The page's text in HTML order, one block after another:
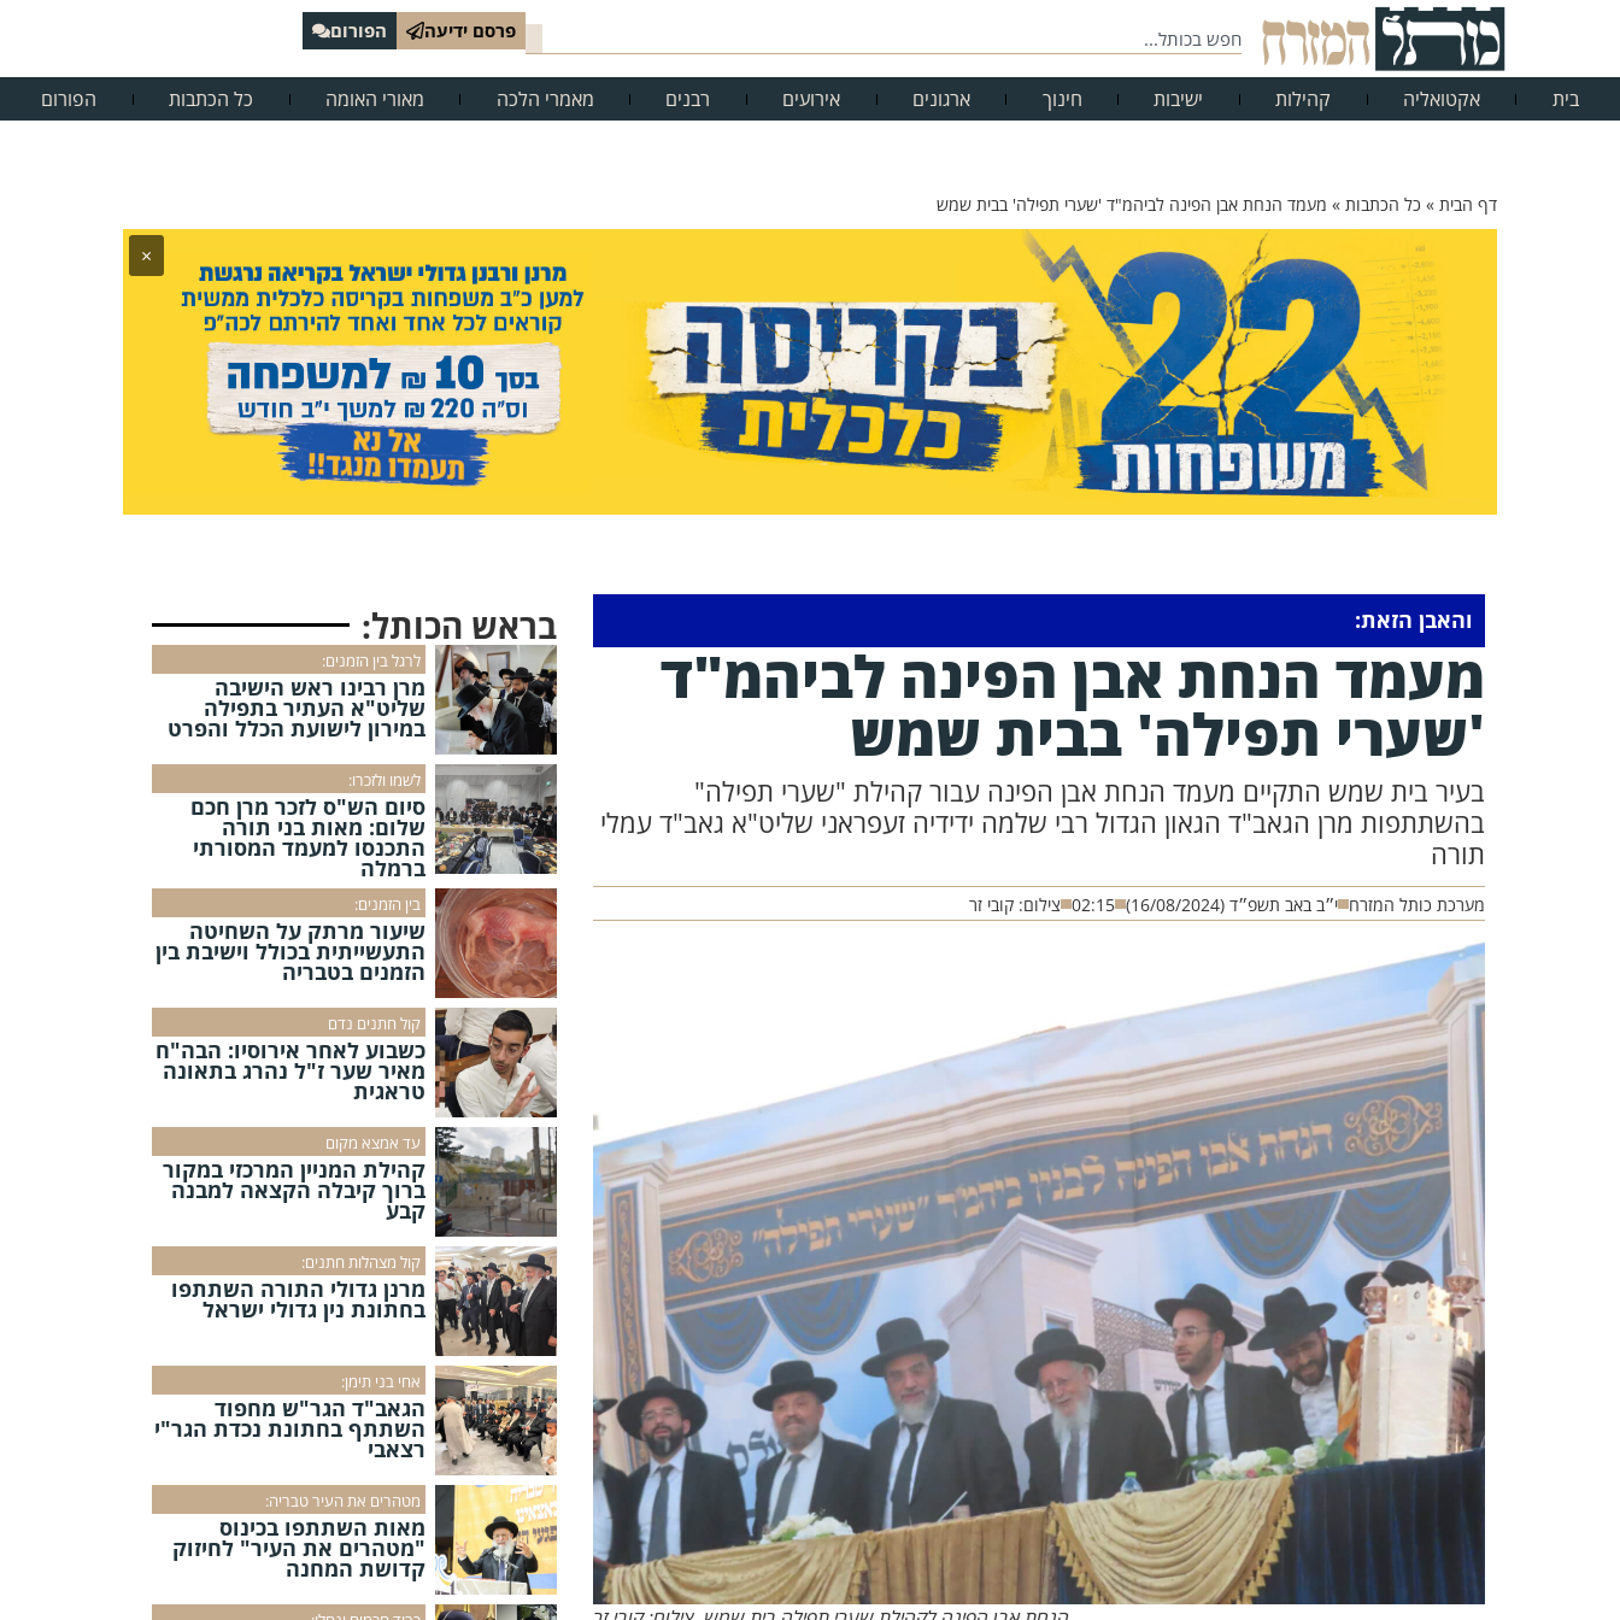
פרסם ידיעה הפורום
בית אקטואליה קהילות ישיבות חינוך ארגונים אירועים רבנים מאמרי הלכה מאורי האומה כל הכתבות הפורום
דף הבית » כל הכתבות » מעמד הנחת אבן הפינה לביהמ"ד 'שערי תפילה' בבית שמש
×
והאבן הזאת:
מעמד הנחת אבן הפינה לביהמ"ד
'שערי תפילה' בבית שמש
בעיר בית שמש התקיים מעמד הנחת אבן הפינה עבור קהילת "שערי תפילה"
בהשתתפות מרן הגאב"ד הגאון הגדול רבי שלמה ידידיה זעפראני שליט"א גאב"ד עמלי
תורה
מערכת כותל המזרח י״ב באב תשפ״ד (16/08/2024) 02:15 צילום: קובי זר
בראש הכותל:
לרגל בין הזמנים:
מרן רבינו ראש הישיבה
שליט"א העתיר בתפילה
במירון לישועת הכלל והפרט
לשמו ולזכרו:
סיום הש"ס לזכר מרן חכם
שלום: מאות בני תורה
התכנסו למעמד המסורתי
ברמלה
בין הזמנים:
שיעור מרתק על השחיטה
התעשייתית בכולל וישיבת בין
הזמנים בטבריה
קול חתנים נדם
כשבוע לאחר אירוסיו: הבה"ח
מאיר שער ז"ל נהרג בתאונה
טראגית
עד אמצא מקום
קהילת המניין המרכזי במקור
ברוך קיבלה הקצאה למבנה
קבע
קול מצהלות חתנים:
מרנן גדולי התורה השתתפו
בחתונת נין גדולי ישראל
אחי בני תימן:
הגאב"ד הגר"ש מחפוד
השתתף בחתונת נכדת הגר"י
רצאבי
מטהרים את העיר טבריה:
מאות השתתפו בכינוס
"מטהרים את העיר" לחיזוק
קדושת המחנה